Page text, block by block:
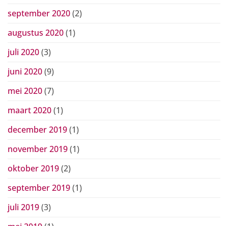
september 2020(2)
augustus 2020(1)
juli 2020(3)
juni 2020(9)
mei 2020(7)
maart 2020(1)
december 2019(1)
november 2019(1)
oktober 2019(2)
september 2019(1)
juli 2019(3)